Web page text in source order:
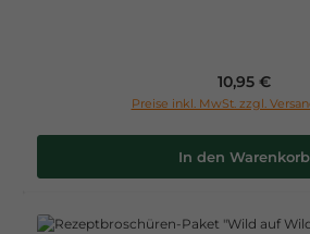
Regulärer
10,95 €
Preise inkl. MwSt. zzgl.
In den Warenkorb